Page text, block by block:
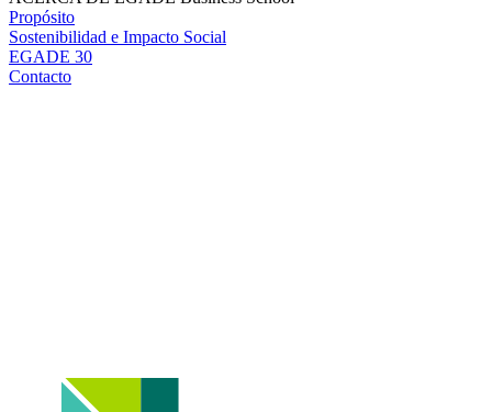
Propósito
Sostenibilidad e Impacto Social
EGADE 30
Contacto